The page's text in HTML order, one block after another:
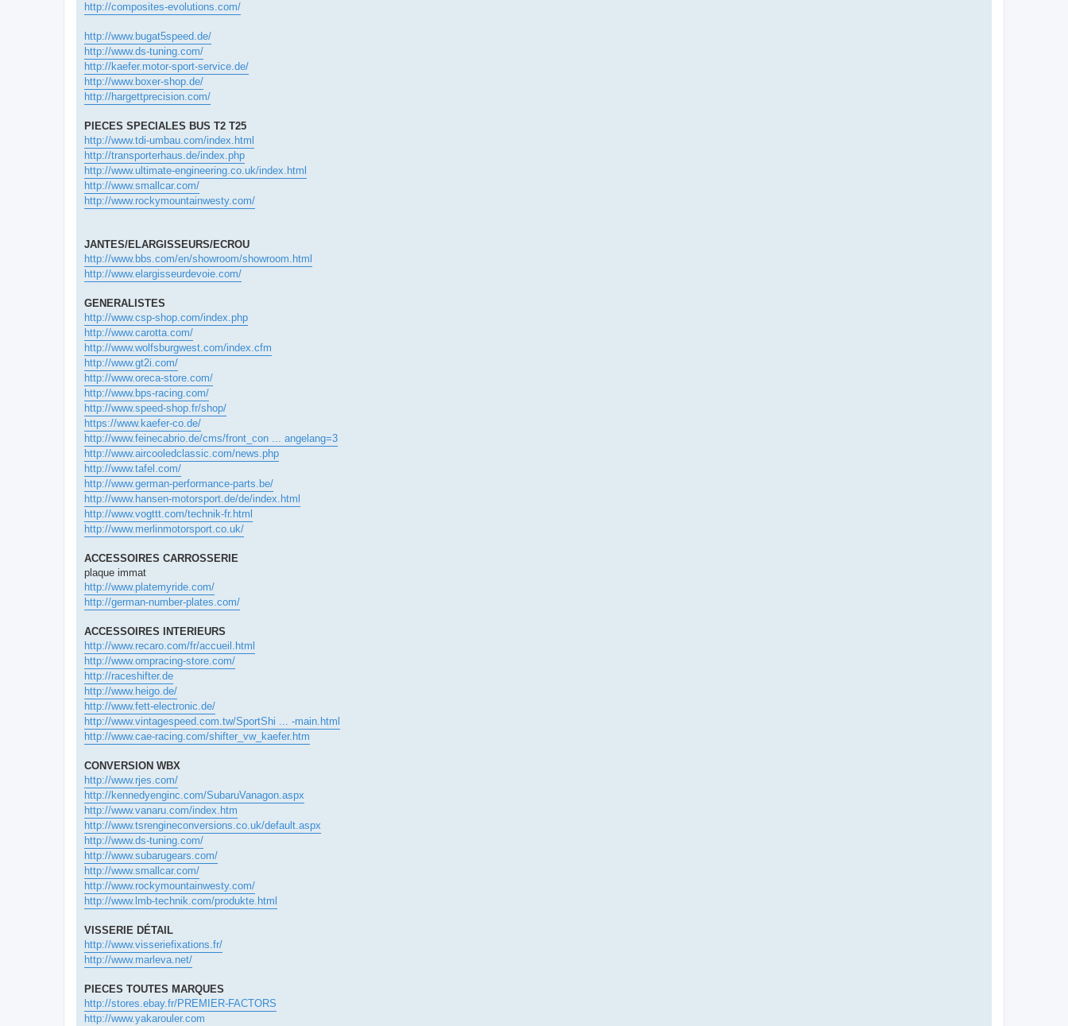
http://composites-evolutions.com/
http://www.bugat5speed.de/
http://www.ds-tuning.com/
http://kaefer.motor-sport-service.de/
http://www.boxer-shop.de/
http://hargettprecision.com/
PIECES SPECIALES BUS T2 T25
http://www.tdi-umbau.com/index.html
http://transporterhaus.de/index.php
http://www.ultimate-engineering.co.uk/index.html
http://www.smallcar.com/
http://www.rockymountainwesty.com/
JANTES/ELARGISSEURS/ECROU
http://www.bbs.com/en/showroom/showroom.html
http://www.elargisseurdevoie.com/
GENERALISTES
http://www.csp-shop.com/index.php
http://www.carotta.com/
http://www.wolfsburgwest.com/index.cfm
http://www.gt2i.com/
http://www.oreca-store.com/
http://www.bps-racing.com/
http://www.speed-shop.fr/shop/
https://www.kaefer-co.de/
http://www.feinecabrio.de/cms/front_con ... angelang=3
http://www.aircooledclassic.com/news.php
http://www.tafel.com/
http://www.german-performance-parts.be/
http://www.hansen-motorsport.de/de/index.html
http://www.vogttt.com/technik-fr.html
http://www.merlinmotorsport.co.uk/
ACCESSOIRES CARROSSERIE
plaque immat
http://www.platemyride.com/
http://german-number-plates.com/
ACCESSOIRES INTERIEURS
http://www.recaro.com/fr/accueil.html
http://www.ompracing-store.com/
http://raceshifter.de
http://www.heigo.de/
http://www.fett-electronic.de/
http://www.vintagespeed.com.tw/SportShi ... -main.html
http://www.cae-racing.com/shifter_vw_kaefer.htm
CONVERSION WBX
http://www.rjes.com/
http://kennedyenginc.com/SubaruVanagon.aspx
http://www.vanaru.com/index.htm
http://www.tsrengineconversions.co.uk/default.aspx
http://www.ds-tuning.com/
http://www.subarugears.com/
http://www.smallcar.com/
http://www.rockymountainwesty.com/
http://www.lmb-technik.com/produkte.html
VISSERIE DÉTAIL
http://www.visseriefixations.fr/
http://www.marleva.net/
PIECES TOUTES MARQUES
http://stores.ebay.fr/PREMIER-FACTORS
http://www.yakarouler.com